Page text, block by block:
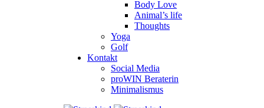
Body Love
Animal’s life
Thoughts
Yoga
Golf
Kontakt
Social Media
proWIN Beraterin
Minimalismus